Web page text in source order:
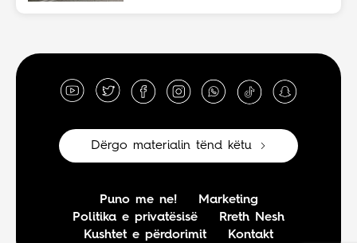
Dërgo materialin tënd këtu
Puno me ne!
Marketing
Politika e privatësisë
Rreth Nesh
Kushtet e përdorimit
Kontakt